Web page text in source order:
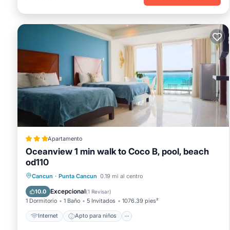
Apartamento
Oceanview 1 min walk to Coco B, pool, beach
od110
Cancun · Punta Cancun 0.19 mi al centro
10.0 Excepcional(1 Revisar)
1 Dormitorio 1 Baño 5 Invitados 1076.39 pies²
Internet Apto para niños
Internet
Apto para niños
Seguridad/Protección